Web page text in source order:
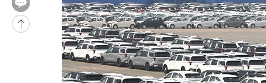
-2983초 전 >
백운산서 80년근 천종산삼 9뿌리 발견…감정가 1.3억원
-693초 전 >
선재도서 해루질 나섰다 실종 60대, 닷새 만에 숨진 채 발견
남자 농구, 나고야 아시안게임서 '홈팀' 일본과 한일전
여수 오동도 해상서 모터보트 전복…1명 사망·1명 실종
극한폭염 한풀 꺾이지만…'낮 최고 35도' 무더위, 열대야 계속[다